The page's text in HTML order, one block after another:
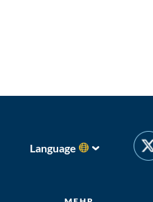
Language